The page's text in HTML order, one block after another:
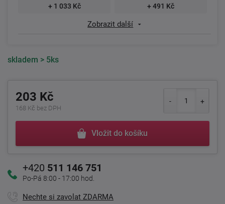
+ 1 033 Kč
+ 491 Kč
Zobrazit další
skladem > 5ks
203 Kč
168 Kč bez DPH
Vložit do košíku
+420 511 146 751
Po-Pá 8:00 - 17:00 hod.
Nechte si zavolat ZDARMA